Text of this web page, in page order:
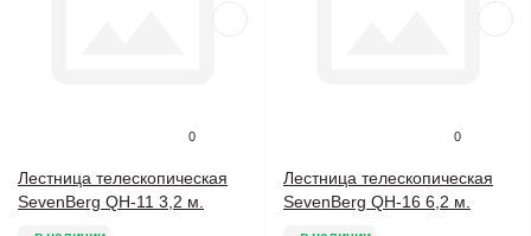
0
Лестница телескопическая
SevenBerg QH-11 3,2 м.
0
Лестница телескопическая
SevenBerg QH-16 6,2 м.